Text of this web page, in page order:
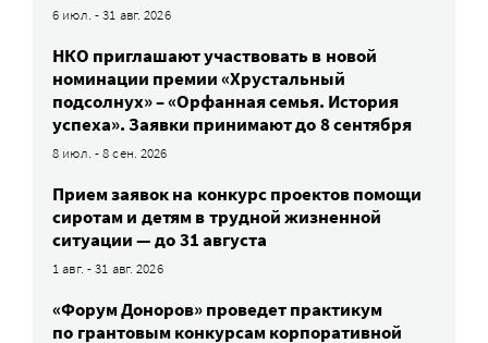
6 июл. - 31 авг. 2026
НКО приглашают участвовать в новой
номинации премии «Хрустальный
подсолнух» – «Орфанная семья. История
успеха». Заявки принимают до 8 сентября
8 июл. - 8 сен. 2026
Прием заявок на конкурс проектов помощи
сиротам и детям в трудной жизненной
ситуации — до 31 августа
1 авг. - 31 авг. 2026
«Форум Доноров» проведет практикум
по грантовым конкурсам корпоративной